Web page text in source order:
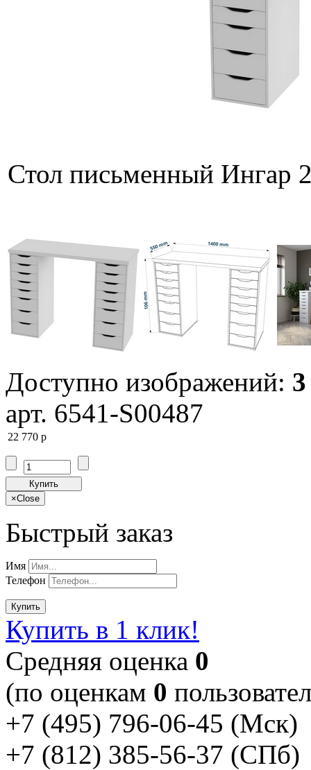
Стол письменный Ингар
Доступно изображений: 3
арт. 6541-S00487
22 770 p
Купить
×Close
Быстрый заказ
Имя
Телефон
Купить
Купить в 1 клик!
Cредняя оценка 0
(по оценкам 0
+7 (495) 796-06-45 (Мск)
+7 (812) 385-56-37 (СПб)